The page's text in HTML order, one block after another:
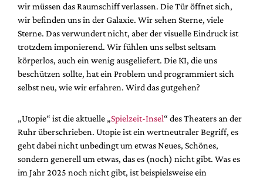
wir müssen das Raumschiff verlassen. Die Tür öffnet sich,
wir befinden uns in der Galaxie. Wir sehen Sterne, viele
Sterne. Das verwundert nicht, aber der visuelle Eindruck ist
trotzdem imponierend. Wir fühlen uns selbst seltsam
körperlos, auch ein wenig ausgeliefert. Die KI, die uns
beschützen sollte, hat ein Problem und programmiert sich
selbst neu, wie wir erfahren. Wird das gutgehen?
„Utopie“ ist die aktuelle „Spielzeit-Insel“ des Theaters an der
Ruhr überschrieben. Utopie ist ein wertneutraler Begriff, es
geht dabei nicht unbedingt um etwas Neues, Schönes,
sondern generell um etwas, das es (noch) nicht gibt. Was es
im Jahr 2025 noch nicht gibt, ist beispielsweise ein